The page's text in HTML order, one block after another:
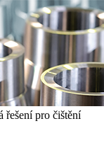
řešení pro čištění